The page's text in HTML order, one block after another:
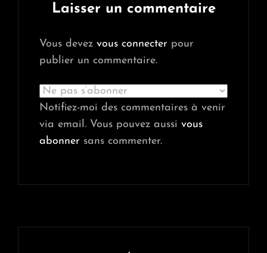
Laisser un commentaire
Vous devez vous connecter pour
publier un commentaire.
Notifiez-moi des commentaires à venir
via email. Vous pouvez aussi vous
abonner sans commenter.